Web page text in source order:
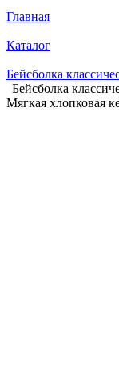
Главная
Каталог
Бейсболка
Бейсболка
Мягкая хлопковая